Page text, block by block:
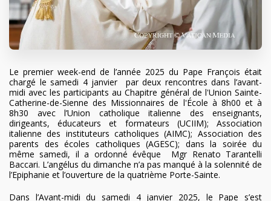
Le premier week-end de l’année 2025 du Pape François était
chargé le samedi 4 janvier par deux rencontres dans l’avant-
midi avec les participants au Chapitre général de l'Union Sainte-
Catherine-de-Sienne des Missionnaires de l'École à 8h00 et à
8h30 avec l’Union catholique italienne des enseignants,
dirigeants, éducateurs et formateurs (UCIIM); Association
italienne des instituteurs catholiques (AIMC); Association des
parents des écoles catholiques (AGESC); dans la soirée du
même samedi, il a ordonné évêque Mgr Renato Tarantelli
Baccari. L’angélus du dimanche n’a pas manqué à la solennité de
l’Epiphanie et l’ouverture de la quatrième Porte-Sainte.
Dans l’Avant-midi du samedi 4 janvier 2025, le Pape s’est